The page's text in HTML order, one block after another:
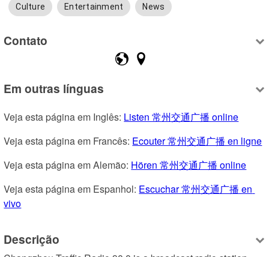
Culture Entertainment News
Contato
Em outras línguas
Veja esta página em Inglês: Listen 常州交通广播 online
Veja esta página em Francês: Ecouter 常州交通广播 en ligne
Veja esta página em Alemão: Hören 常州交通广播 online
Veja esta página em Espanhol: Escuchar 常州交通广播 en
vivo
Descrição